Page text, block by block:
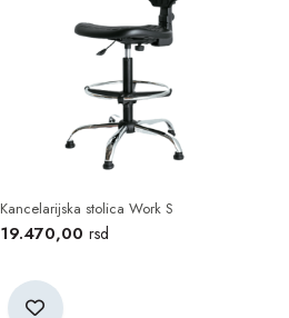
Kancelarijska stolica Work S
19.470,00 rsd